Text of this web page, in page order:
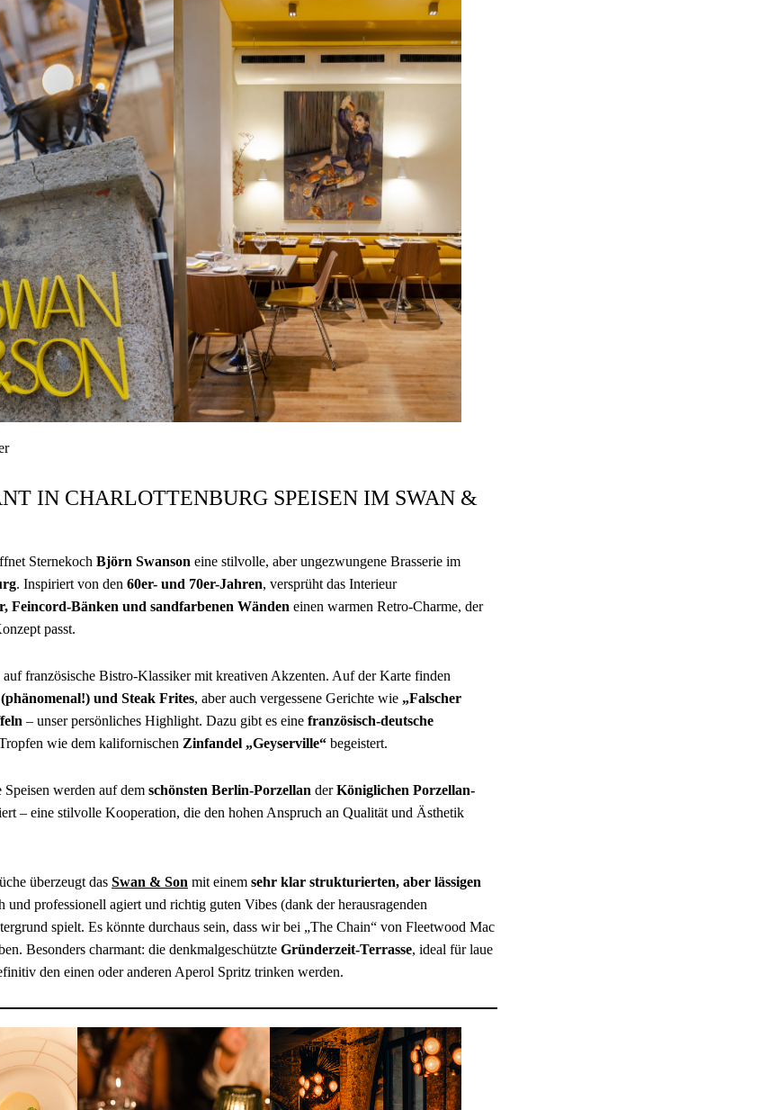
IN CHARLOTTENBURG SPEISEN IM SWAN &
Sternekoch Björn Swanson eine stilvolle, aber ungezwungene Brasserie im
. Inspiriert von den 60er- und 70er-Jahren, versprüht das Interieur
Feincord-Bänken und sandfarbenen Wänden einen warmen Retro-Charme, der
passt.
französische Bistro-Klassiker mit kreativen Akzenten. Auf der Karte finden
und Steak Frites, aber auch vergessene Gerichte wie „Falscher
– unser persönliches Highlight. Dazu gibt es eine französisch-deutsche
wie dem kalifornischen Zinfandel „Geyserville“ begeistert.
werden auf dem schönsten Berlin-Porzellan derKöniglichen Porzellan-
– eine stilvolle Kooperation, die den hohen Anspruch an Qualität und Ästhetik
überzeugt das Swan & Son mit einem sehr klar strukturierten, aber lässigen
und professionell agiert und richtig guten Vibes (dank der herausragenden
spielt. Es könnte durchaus sein, dass wir bei „The Chain“ von Fleetwood Mac
Besonders charmant: die denkmalgeschützte Gründerzeit-Terrasse, ideal für laue
den einen oder anderen Aperol Spritz trinken werden.